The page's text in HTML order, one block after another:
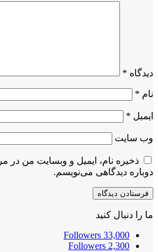
دیدگاه *
نام *
ایمیل *
وب‌ سایت
ذخیره نام، ایمیل و وبسایت من در
دوباره دیدگاهی می‌نویسم.
ما را دنبال کنید
33,000
Followers
2,300
Followers